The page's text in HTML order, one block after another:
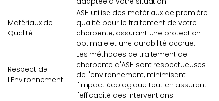
Matériaux de
Qualité
ASH utilise des matériaux de première
qualité pour le traitement de votre
charpente, assurant une protection
optimale et une durabilité accrue.
Respect de
l'Environnement
Les méthodes de traitement de
charpente d'ASH sont respectueuses
de l'environnement, minimisant
l'impact écologique tout en assurant
l'efficacité des interventions.